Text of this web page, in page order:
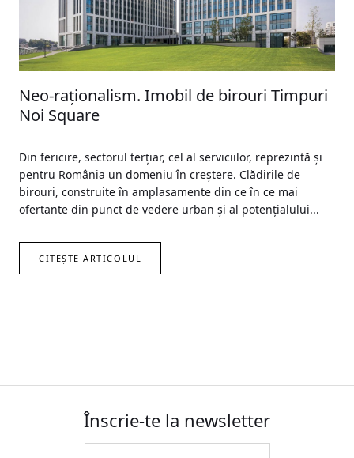
Neo-raționalism. Imobil de birouri Timpuri
Noi Square
Din fericire, sectorul terțiar, cel al serviciilor, reprezintă și
pentru România un domeniu în creștere. Clădirile de
birouri, construite în amplasamente din ce în ce mai
ofertante din punct de vedere urban și al potențialului...
CITEȘTE ARTICOLUL
Înscrie-te la newsletter